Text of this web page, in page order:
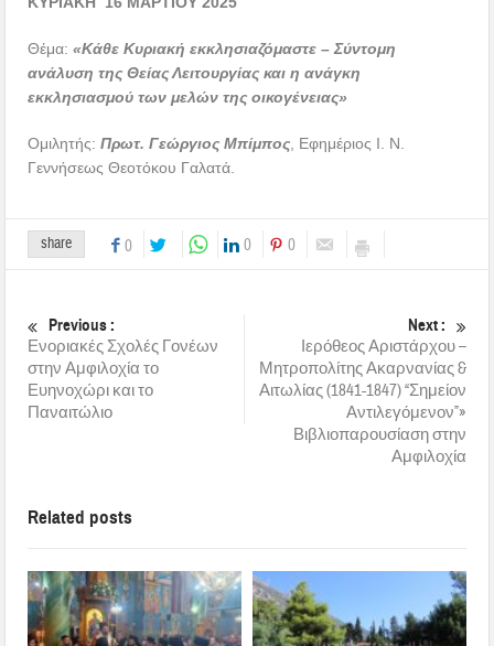
Θέμα:«Κάθε Κυριακή εκκλησιαζόμαστε – Σύντομη
ανάλυση της Θείας Λειτουργίας και η ανάγκη
εκκλησιασμού των μελών της οικογένειας»
Ομιλητής:Πρωτ. Γεώργιος Μπίμπος , Εφημέριος Ι. Ν.
Γεννήσεως Θεοτόκου Γαλατά.
share 0 0 0
Previous :
Ενοριακές Σχολές Γονέων
στην Αμφιλοχία το
Ευηνοχώρι και το
Παναιτώλιο
Next :
Ιερόθεος Αριστάρχου –
Μητροπολίτης Ακαρνανίας &
Αιτωλίας (1841-1847) “Σημείον
Αντιλεγόμενον”»
Βιβλιοπαρουσίαση στην
Αμφιλοχία
Related posts